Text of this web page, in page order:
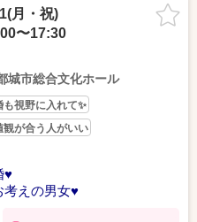
月・祝)
〜17:30
城市総合文化ホール
も視野に入れて✨
観が合う人がいい
♥
考えの男女♥